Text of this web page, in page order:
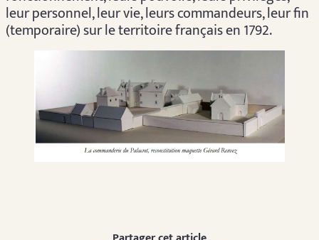
leur personnel, leur vie, leurs commandeurs, leur fin
(temporaire) sur le territoire français en 1792.